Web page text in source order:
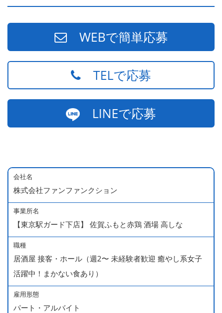
WEBで簡単応募
TELで応募
LINEで応募
会社名
株式会社ファンファンクション
事業所名
【東京駅ガード下店】 佐賀ふもと赤鶏 酒場 高しな
職種
居酒屋 接客・ホール（週2〜 未経験者歓迎 癒やし系女子
活躍中！まかない食あり）
雇用形態
パート・アルバイト